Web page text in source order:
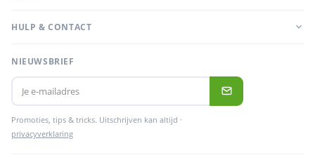
HULP & CONTACT
NIEUWSBRIEF
Promoties, tips & tricks. Uitschrijven kan altijd ·
privacyverklaring